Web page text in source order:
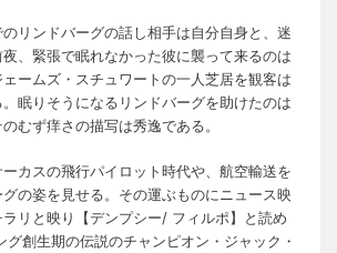
リンドバーグの話し相手は自分自身と、迷
、緊張で眠れなかった彼に襲って来るのは
ームズ・スチュワートの一人芝居を観客は
眠りそうになるリンドバーグを助けたのは
むず痒さの描写は秀逸である。
カスの飛行パイロット時代や、航空輸送を
の姿を見せる。その運ぶものにニュース映
リと映り【デンプシー/ フィルポ】と読め
グ創生期の伝説のチャンピオン・ジャック・